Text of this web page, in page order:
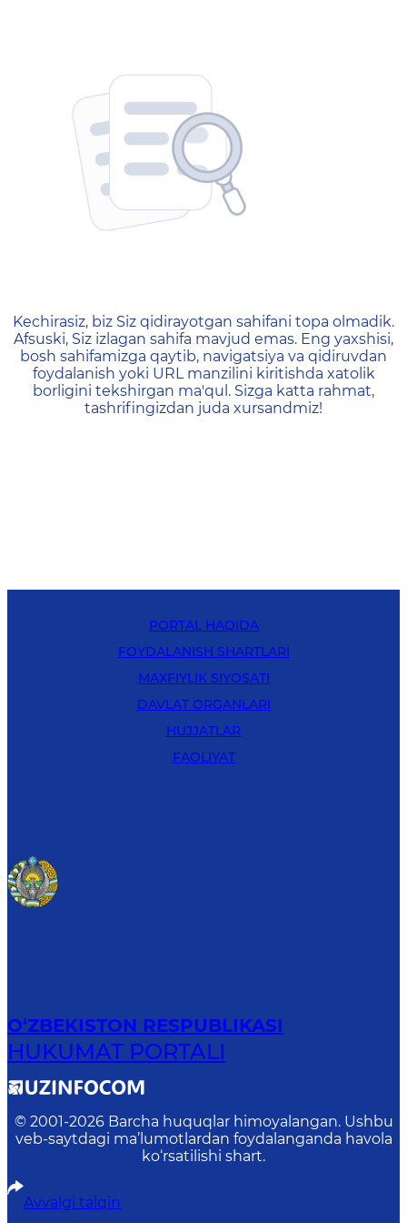
404 — Страница не
Kechirasiz, biz Siz qidirayotgan sahifani topa olmadik.
Afsuski, Siz izlagan sahifa mavjud emas. Eng yaxshisi,
bosh sahifamizga qaytib, navigatsiya va qidiruvdan
foydalanish yoki URL manzilini kiritishda xatolik
borligini tekshirgan ma'qul. Sizga katta rahmat,
tashrifingizdan juda xursandmiz!
PORTAL HAQIDA
FOYDALANISH SHARTLARI
MAXFIYLIK SIYOSATI
DAVLAT ORGANLARI
HUJJATLAR
FAOLIYAT
O‘ZBEKISTON RESPUBLIKASI
HUKUMAT PORTALI
© 2001-2026 Barcha huquqlar himoyalangan. Ushbu
veb-saytdagi ma’lumotlardan foydalanganda havola
ko‘rsatilishi shart.
Avvalgi talqin